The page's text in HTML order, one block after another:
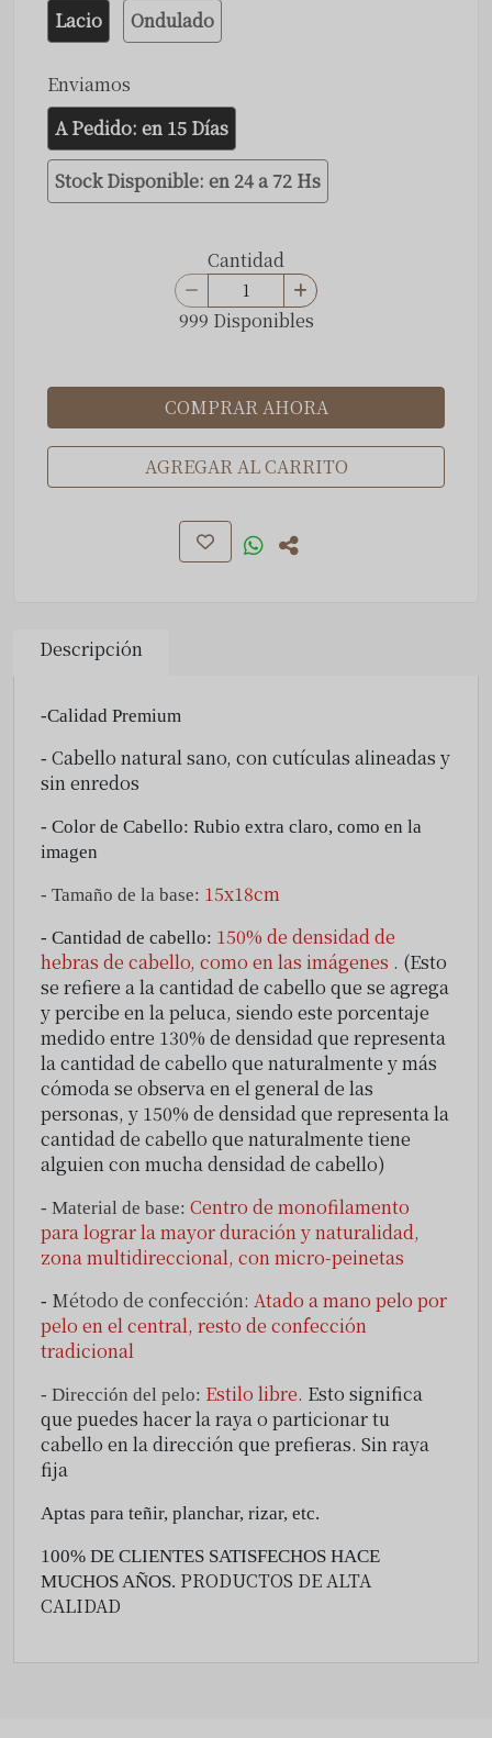
Lacio
Ondulado
Enviamos
A Pedido: en 15 Días
Stock Disponible: en 24 a 72 Hs
Cantidad
999 Disponibles
COMPRAR AHORA
AGREGAR AL CARRITO
Descripción
-Calidad Premium
- Cabello natural sano, con cutículas alineadas y
sin enredos
- Color de Cabello: Rubio extra claro, como en la
imagen
- Tamaño de la base: 15x18cm
- Cantidad de cabello: 150% de densidad de
hebras de cabello, como en las imágenes . (Esto
se refiere a la cantidad de cabello que se agrega
y percibe en la peluca, siendo este porcentaje
medido entre 130% de densidad que representa
la cantidad de cabello que naturalmente y más
cómoda se observa en el general de las
personas, y 150% de densidad que representa la
cantidad de cabello que naturalmente tiene
alguien con mucha densidad de cabello)
- Material de base: Centro de monofilamento
para lograr la mayor duración y naturalidad,
zona multidireccional, con micro-peinetas
- Método de confección: Atado a mano pelo por
pelo en el central, resto de confección
tradicional
- Dirección del pelo: Estilo libre. Esto significa
que puedes hacer la raya o particionar tu
cabello en la dirección que prefieras. Sin raya
fija
Aptas para teñir, planchar, rizar, etc.
100% DE CLIENTES SATISFECHOS HACE
MUCHOS AÑOS. PRODUCTOS DE ALTA
CALIDAD